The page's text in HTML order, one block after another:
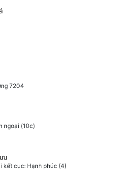
7204
ngoại (10c)
kết cục: Hạnh phúc (4)